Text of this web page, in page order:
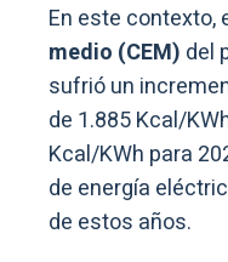
En este contexto,
medio (CEM) del
sufrió un
de 1.885 Kcal/
Kcal/KWh para
de energía
de estos años.